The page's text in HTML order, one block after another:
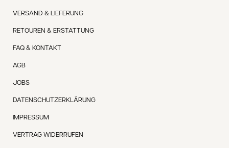
VERSAND & LIEFERUNG
RETOUREN & ERSTATTUNG
FAQ & KONTAKT
AGB
JOBS
DATENSCHUTZERKLÄRUNG
IMPRESSUM
VERTRAG WIDERRUFEN